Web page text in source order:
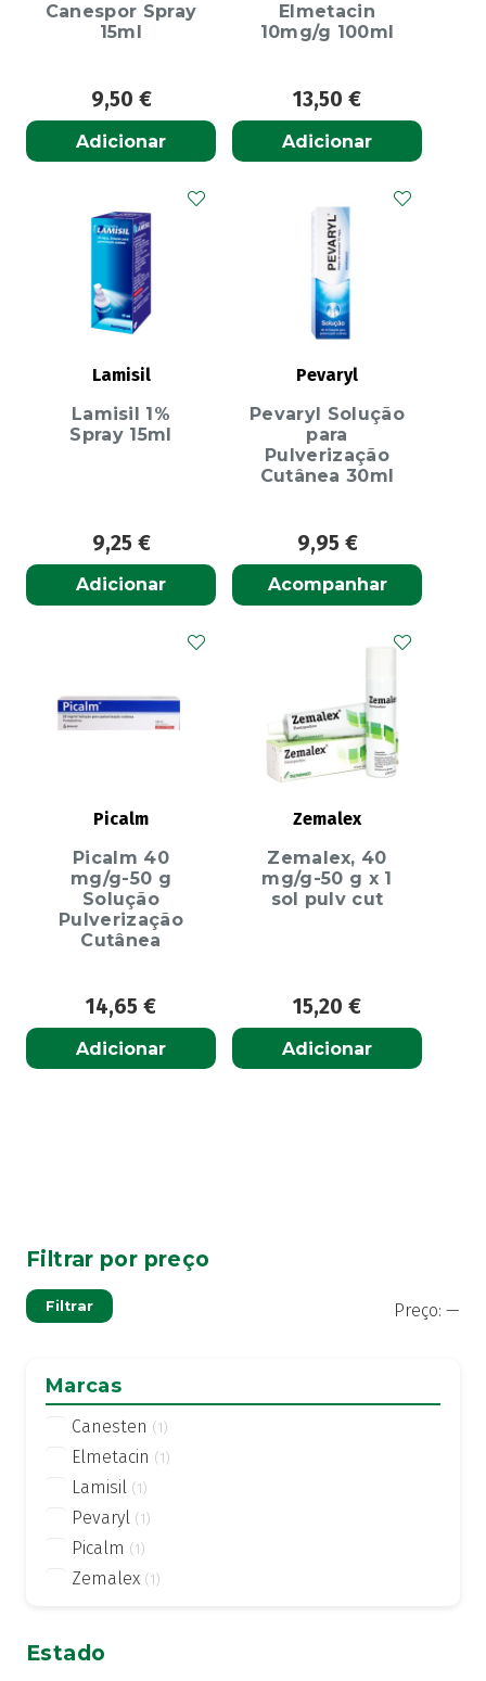
Canespor Spray
15ml
9,50 €
Adicionar
Elmetacin
10mg/g 100ml
13,50 €
Adicionar
Lamisil
Lamisil 1%
Spray 15ml
9,25 €
Adicionar
Pevaryl
Pevaryl Solução
para
Pulverização
Cutânea 30ml
9,95 €
Acompanhar
Picalm
Picalm 40
mg/g-50 g
Solução
Pulverização
Cutânea
14,65 €
Adicionar
Zemalex
Zemalex, 40
mg/g-50 g x 1
sol pulv cut
15,20 €
Adicionar
Filtrar por preço
Filtrar Preço: —
Marcas
Canesten (1)
Elmetacin (1)
Lamisil (1)
Pevaryl (1)
Picalm (1)
Zemalex (1)
Estado